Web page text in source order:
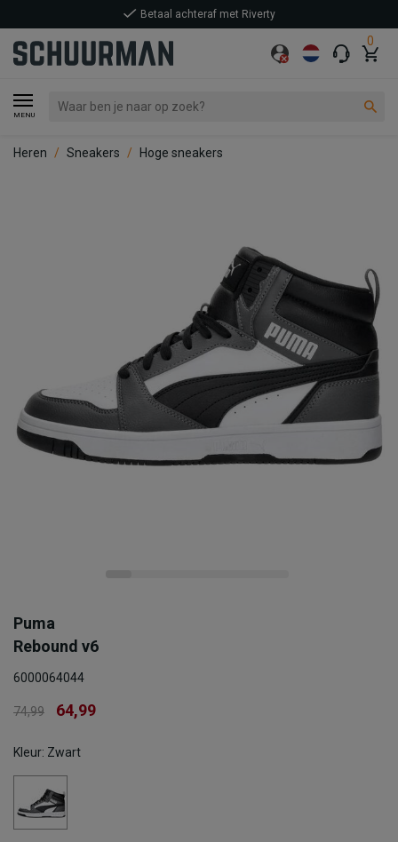
0
MENU
Betaal achteraf met Riverty
Heren Sneakers Hoge sneakers
Puma
Rebound v6
6000064044
74,99 64,99
Kleur: Zwart